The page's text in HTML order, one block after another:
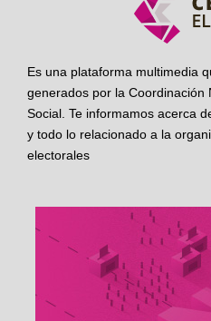
Es una plataforma multimedia
generados por la Coordinación
Social. Te informamos acerca
y todo lo relacionado a la
electorales